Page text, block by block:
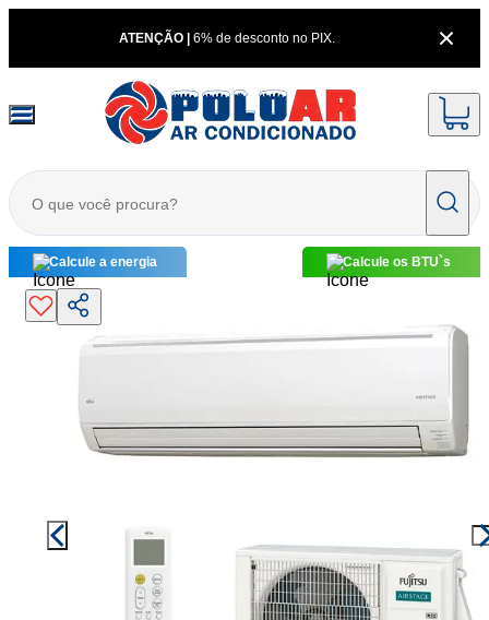
ATENÇÃO | 6% de desconto no PIX.
Calcule a energia Calcule os BTU`s